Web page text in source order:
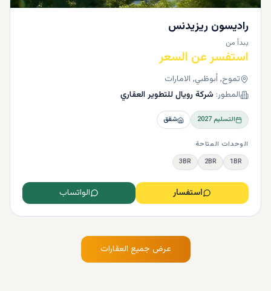
راديسون ريزيدنس
يبدأ من
استفسر عن السعر
تموح, أبوظبي, الامارات
المطور: شركة رويال للتطوير العقاري
التسليم2027 شقق
الوحدات المتاحة
1BR
2BR
3BR
استفسار الواتساب
عرض جميع العقارات